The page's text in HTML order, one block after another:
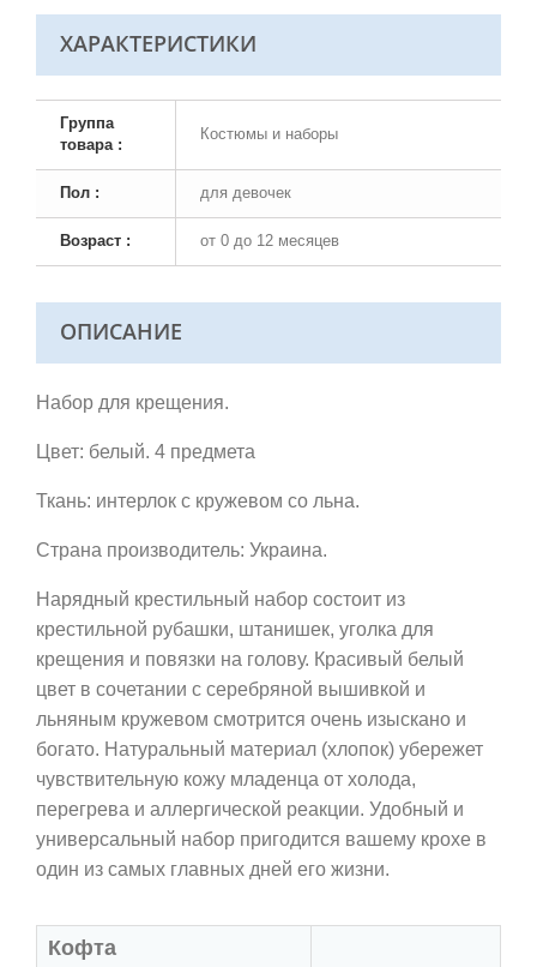
ХАРАКТЕРИСТИКИ
Группа
товара :
Костюмы и наборы
Пол : для девочек
Возраст : от 0 до 12 месяцев
ОПИСАНИЕ
Набор для крещения.
Цвет: белый. 4 предмета
Ткань: интерлок с кружевом со льна.
Страна производитель: Украина.
Нарядный крестильный набор состоит из
крестильной рубашки, штанишек, уголка для
крещения и повязки на голову. Красивый белый
цвет в сочетании с серебряной вышивкой и
льняным кружевом смотрится очень изыскано и
богато. Натуральный материал (хлопок) убережет
чувствительную кожу младенца от холода,
перегрева и аллергической реакции. Удобный и
универсальный набор пригодится вашему крохе в
один из самых главных дней его жизни.
Кофта